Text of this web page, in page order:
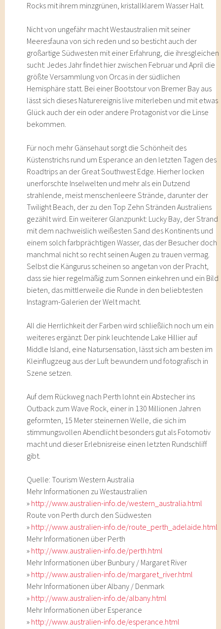
Rocks mit ihrem minzgrünen, kristallklarem Wasser Halt.
Nicht von ungefähr macht Westaustralien mit seiner
Meeresfauna von sich reden und so besticht auch der
großartige Südwesten mit einer Erfahrung, die ihresgleichen
sucht: Jedes Jahr findet hier zwischen Februar und April die
größte Versammlung von Orcas in der südlichen
Hemisphäre statt. Bei einer Bootstour von Bremer Bay aus
lässt sich dieses Naturereignis live miterleben und mit etwas
Glück auch der ein oder andere Protagonist vor die Linse
bekommen.
Für noch mehr Gänsehaut sorgt die Schönheit des
Küstenstrichs rund um Esperance an den letzten Tagen des
Roadtrips an der Great Southwest Edge. Hierher locken
unerforschte Inselwelten und mehr als ein Dutzend
strahlende, meist menschenleere Strände, darunter der
Twilight Beach, der zu den Top Zehn Stränden Australiens
gezählt wird. Ein weiterer Glanzpunkt: Lucky Bay, der Strand
mit dem nachweislich weißesten Sand des Kontinents und
einem solch farbprächtigen Wasser, das der Besucher doch
manchmal nicht so recht seinen Augen zu trauen vermag.
Selbst die Kängurus scheinen so angetan von der Pracht,
dass sie hier regelmäßig zum Sonnen einkehren und ein Bild
bieten, das mittlerweile die Runde in den beliebtesten
Instagram-Galerien der Welt macht.
All die Herrlichkeit der Farben wird schließlich noch um ein
weiteres ergänzt: Der pink leuchtende Lake Hillier auf
Middle Island, eine Natursensation, lässt sich am besten im
Kleinflugzeug aus der Luft bewundern und fotografisch in
Szene setzen.
Auf dem Rückweg nach Perth lohnt ein Abstecher ins
Outback zum Wave Rock, einer in 130 Millionen Jahren
geformten, 15 Meter steinernen Welle, die sich im
stimmungsvollen Abendlicht besonders gut als Fotomotiv
macht und dieser Erlebnisreise einen letzten Rundschliff
gibt.
Quelle: Tourism Western Australia
Mehr Informationen zu Westaustralien
» http://www.australien-info.de/western_australia.html
Route von Perth durch den Südwesten
» http://www.australien-info.de/route_perth_adelaide.html
Mehr Informationen über Perth
» http://www.australien-info.de/perth.html
Mehr Informationen über Bunbury / Margaret River
» http://www.australien-info.de/margaret_river.html
Mehr Informationen über Albany / Denmark
» http://www.australien-info.de/albany.html
Mehr Informationen über Esperance
» http://www.australien-info.de/esperance.html